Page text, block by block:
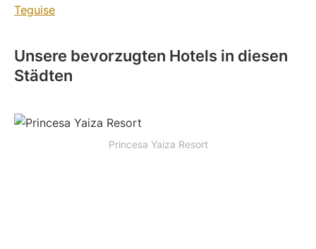
Teguise
Unsere bevorzugten Hotels in diesen
Städten
Princesa Yaiza Resort